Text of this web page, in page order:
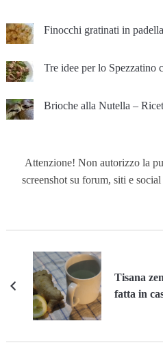
Finocchi gratinati in
Tre idee per lo Spezzatino
Brioche alla Nutella –
Attenzione! Non autorizzo la
screenshot su forum, siti e
Tisana
fatta in